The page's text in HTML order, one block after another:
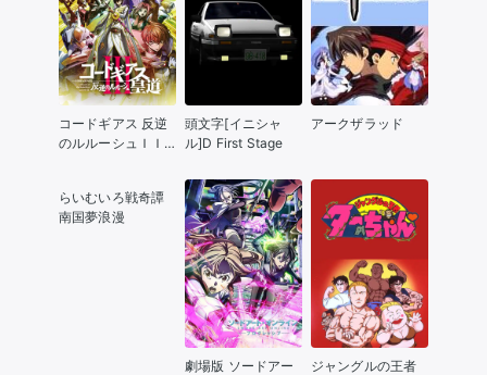
コードギアス 反逆
のルルーシュＩＩ
頭文字[イニシャ
ル]D First Stage
アークザラッド
らいむいろ戦奇譚
南国夢浪漫
劇場版 ソードアー
ジャングルの王者